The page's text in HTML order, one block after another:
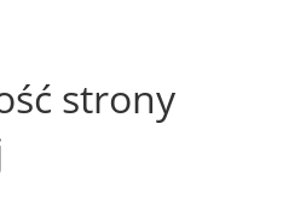
strony